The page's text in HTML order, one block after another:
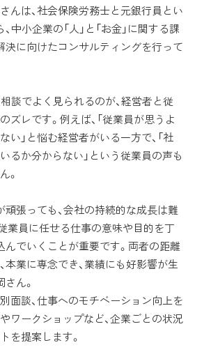
んは、社会保険労務士と元銀行員とい
中小企業の「人」と「お金」に関する課
決に向けたコンサルティングを行って
談でよく見られるのが、経営者と従
ズレです。例えば、「従業員が思うよ
い」と悩む経営者がいる一方で、「社
るか分からない」という従業員の声も
。
頑張っても、会社の持続的な成長は難
業員に任せる仕事の意味や目的を丁
んでいくことが重要です。両者の距離
本業に専念でき、業績にも好影響が生
ん。
面談、仕事へのモチベーション向上を
ワークショップなど、企業ごとの状況
を提案します。